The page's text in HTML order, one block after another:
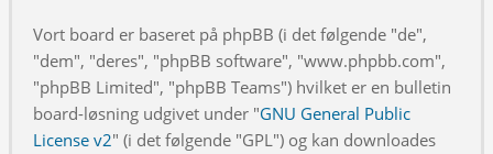
Vort board er baseret på phpBB (i det følgende "de",
"dem", "deres", "phpBB software", "www.phpbb.com",
"phpBB Limited", "phpBB Teams") hvilket er en bulletin
board-løsning udgivet under "GNU General Public
License v2" (i det følgende "GPL") og kan downloades